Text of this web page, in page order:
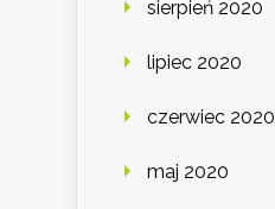
sierpień 2020
lipiec 2020
czerwiec 2020
maj 2020